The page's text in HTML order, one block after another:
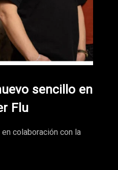
sencillo en
Flu
colaboración con la